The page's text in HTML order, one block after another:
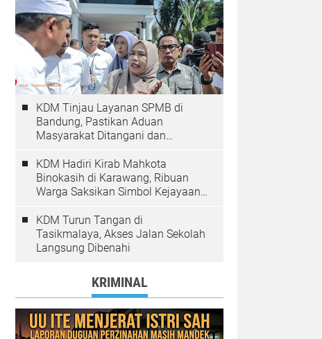
KDM Tinjau Layanan SPMB di
Bandung, Pastikan Aduan
Masyarakat Ditangani dan
KDM Hadiri Kirab Mahkota
Binokasih di Karawang, Ribuan
Warga Saksikan Simbol Kejayaan
KDM Turun Tangan di
Tasikmalaya, Akses Jalan Sekolah
Langsung Dibenahi
KRIMINAL